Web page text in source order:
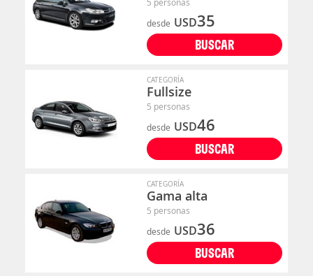
desde USD35
BUSCAR
CATEGORÍA
Fullsize
5 personas
desde USD46
BUSCAR
CATEGORÍA
Gama alta
5 personas
desde USD36
BUSCAR